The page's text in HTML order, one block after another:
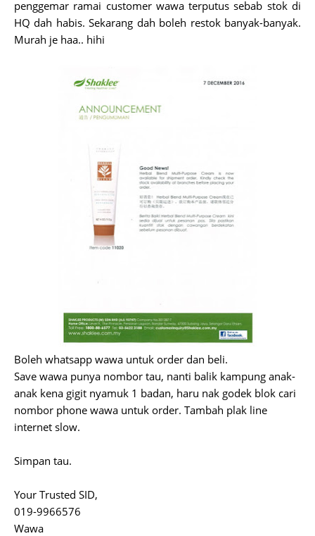
penggemar ramai customer wawa terputus sebab stok di
HQ dah habis. Sekarang dah boleh restok banyak-banyak.
Murah je haa.. hihi
Boleh whatsapp wawa untuk order dan beli.
Save wawa punya nombor tau, nanti balik kampung anak-
anak kena gigit nyamuk 1 badan, haru nak godek blok cari
nombor phone wawa untuk order. Tambah plak line
internet slow.
Simpan tau.
Your Trusted SID,
019-9966576
Wawa